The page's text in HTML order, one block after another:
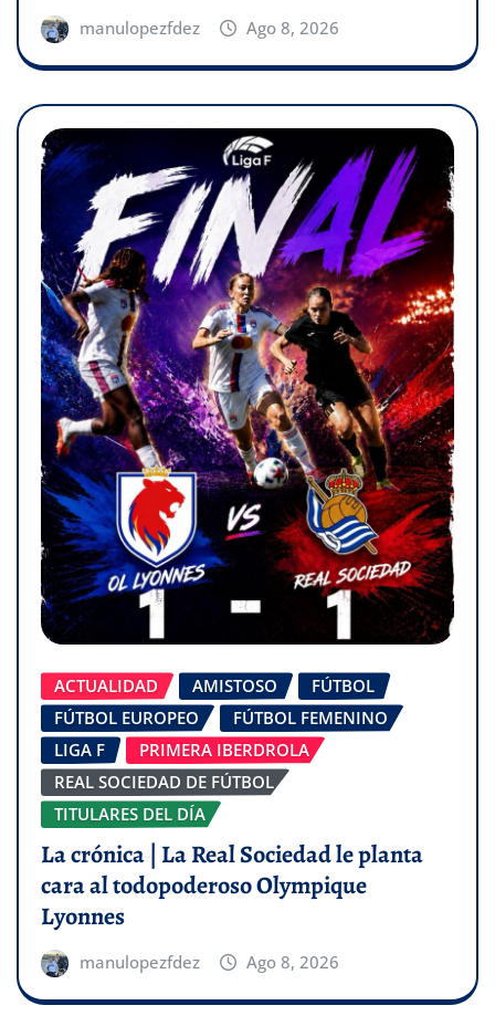
manulopezfdez Ago 8, 2026
ACTUALIDAD AMISTOSO
FÚTBOL
FÚTBOL EUROPEO
FÚTBOL FEMENINO
LIGA F
PRIMERA IBERDROLA
REAL SOCIEDAD DE FÚTBOL
TITULARES DEL DÍA
La crónica | La Real Sociedad le planta
cara al todopoderoso Olympique
Lyonnes
manulopezfdez Ago 8, 2026